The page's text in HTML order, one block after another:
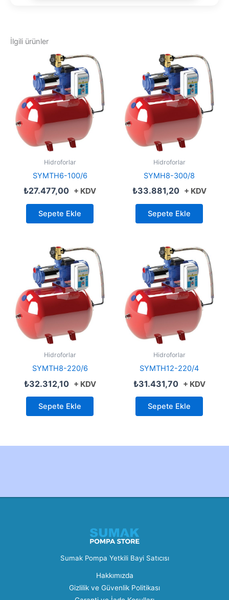
İlgili ürünler
Hidroforlar
SYMTH6-100/6
₺27.477,00 + KDV
Sepete Ekle
Hidroforlar
SYMH8-300/8
₺33.881,20 + KDV
Sepete Ekle
Hidroforlar
SYMTH8-220/6
₺32.312,10 + KDV
Sepete Ekle
Hidroforlar
SYMTH12-220/4
₺31.431,70 + KDV
Sepete Ekle
Sumak Pompa Yetkili Bayi Satıcısı
Hakkımızda
Gizlilik ve Güvenlik Politikası